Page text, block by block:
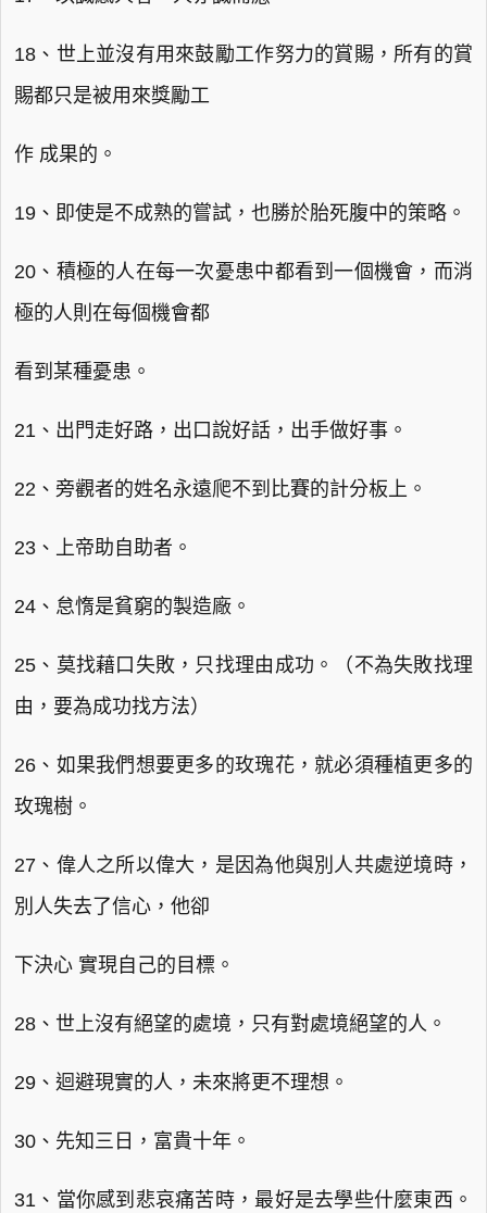
18、世上並沒有用來鼓勵工作努力的賞賜，所有的賞
賜都只是被用來獎勵工
作 成果的。
19、即使是不成熟的嘗試，也勝於胎死腹中的策略。
20、積極的人在每一次憂患中都看到一個機會，而消
極的人則在每個機會都
看到某種憂患。
21、出門走好路，出口說好話，出手做好事。
22、旁觀者的姓名永遠爬不到比賽的計分板上。
23、上帝助自助者。
24、怠惰是貧窮的製造廠。
25、莫找藉口失敗，只找理由成功。（不為失敗找理
由，要為成功找方法）
26、如果我們想要更多的玫瑰花，就必須種植更多的
玫瑰樹。
27、偉人之所以偉大，是因為他與別人共處逆境時，
別人失去了信心，他卻
下決心 實現自己的目標。
28、世上沒有絕望的處境，只有對處境絕望的人。
29、迴避現實的人，未來將更不理想。
30、先知三日，富貴十年。
31、當你感到悲哀痛苦時，最好是去學些什麼東西。